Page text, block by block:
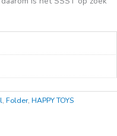
, Folder, HAPPY TOYS